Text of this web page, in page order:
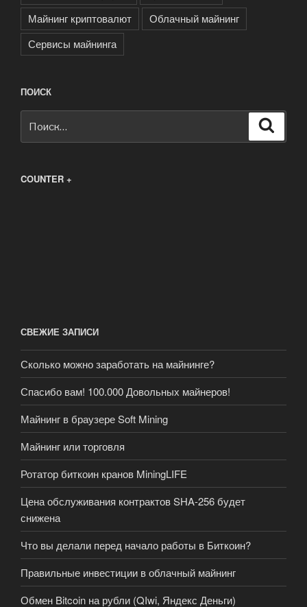
Майнинг криптовалют
Облачный майнинг
Сервисы майнинга
ПОИСК
COUNTER +
СВЕЖИЕ ЗАПИСИ
Сколько можно заработать на майнинге?
Спасибо вам! 100.000 Довольных майнеров!
Майнинг в браузере Soft Mining
Майнинг или торговля
Ротатор биткоин кранов MiningLIFE
Цена обслуживания контрактов SHA-256 будет
снижена
Что вы делали перед начало работы в Биткоин?
Правильные инвестиции в облачный майнинг
Обмен Bitcoin на рубли (QIwi, Яндекс Деньги)